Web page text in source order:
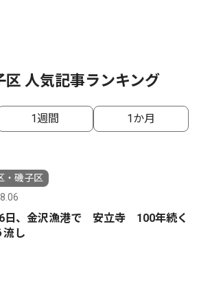
区 人気記事ランキング
1週間 1か月
・磯子区
日、金沢漁港で 安立寺 100年続く
流し